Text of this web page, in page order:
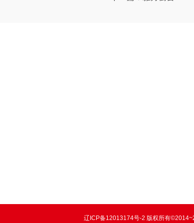
辽ICP备12013174号-2 版权所有